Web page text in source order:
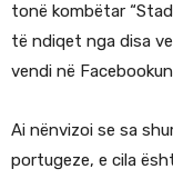
tonë kombëtar
të ndiqet nga disa
vendi në
Ai nënvizoi se sa
portugeze, e cila